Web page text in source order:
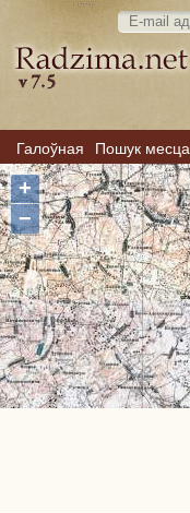
Галоўная Пошук месца
+
−